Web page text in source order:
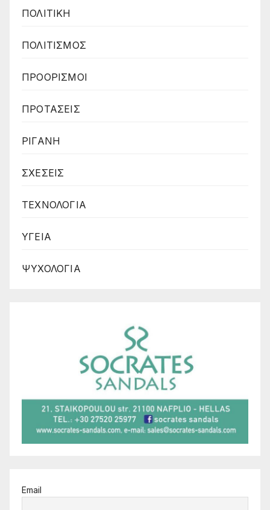
ΠΟΛΙΤΙΚΗ
ΠΟΛΙΤΙΣΜΟΣ
ΠΡΟΟΡΙΣΜΟΙ
ΠΡΟΤΑΣΕΙΣ
ΡΙΓΑΝΗ
ΣΧΕΣΕΙΣ
ΤΕΧΝΟΛΟΓΙΑ
ΥΓΕΙΑ
ΨΥΧΟΛΟΓΙΑ
Email